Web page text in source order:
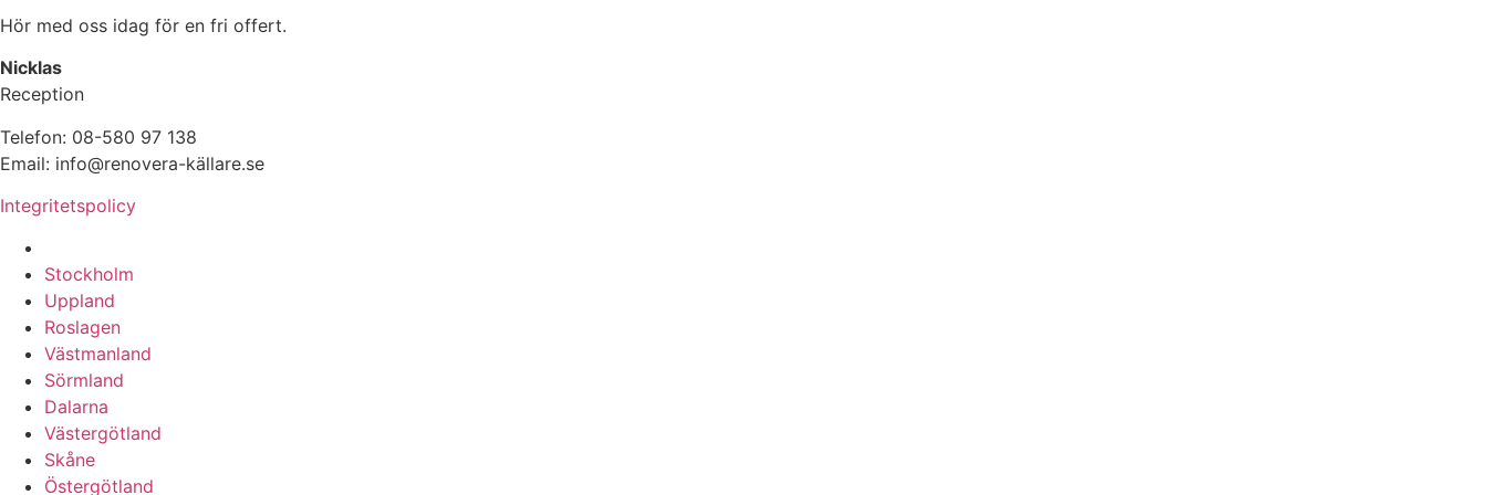
Hör med oss idag för en fri offert.
Nicklas
Reception
Telefon: 08-580 97 138
Email: info@renovera-källare.se
Integritetspolicy
Stockholm
Uppland
Roslagen
Västmanland
Sörmland
Dalarna
Västergötland
Skåne
Östergötland